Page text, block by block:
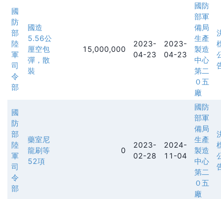
國
防
部
陸
軍
司
令
部
國造
5.56公
厘空包
彈，散
裝
15,000,000
2023-
04-23
2023-
04-23
國防
部軍
備局
生產
製造
中心
第二
０五
廠
國
防
部
陸
軍
司
令
部
藥室尼
龍刷等
52項
0
2023-
02-28
2024-
11-04
國防
部軍
備局
生產
製造
中心
第二
０五
廠